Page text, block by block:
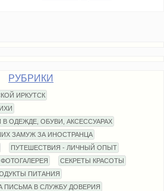
РУБРИКИ
ИРКУТСК
В ОДЕЖДЕ, ОБУВИ, АКСЕССУАРАХ
ЗАМУЖ ЗА ИНОСТРАНЦА
ПУТЕШЕСТВИЯ - ЛИЧНЫЙ ОПЫТ
ФОТОГАЛЕРЕЯ
СЕКРЕТЫ КРАСОТЫ
ПИТАНИЯ
ПИСЬМА В СЛУЖБУ ДОВЕРИЯ